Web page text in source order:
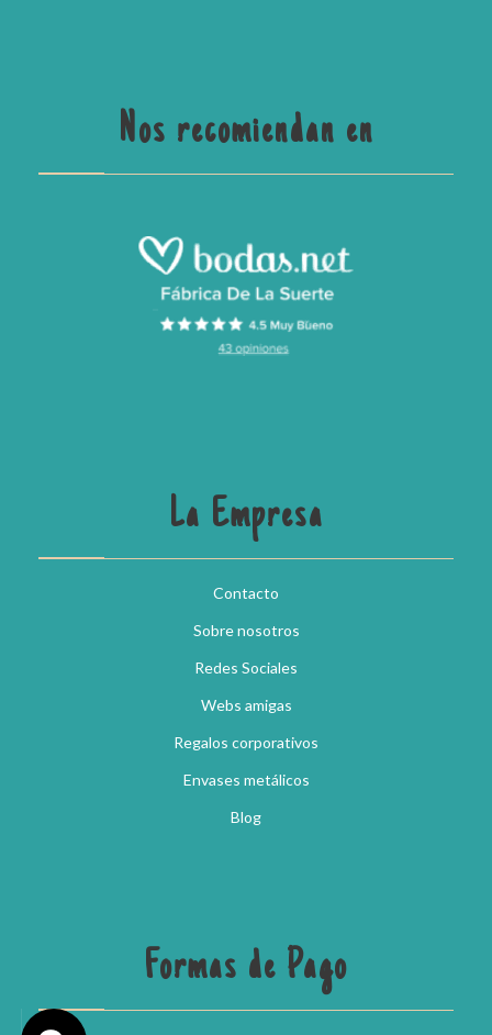
Nos recomiendan en
La Empresa
Contacto
Sobre nosotros
Redes Sociales
Webs amigas
Regalos corporativos
Envases metálicos
Blog
Formas de Pago